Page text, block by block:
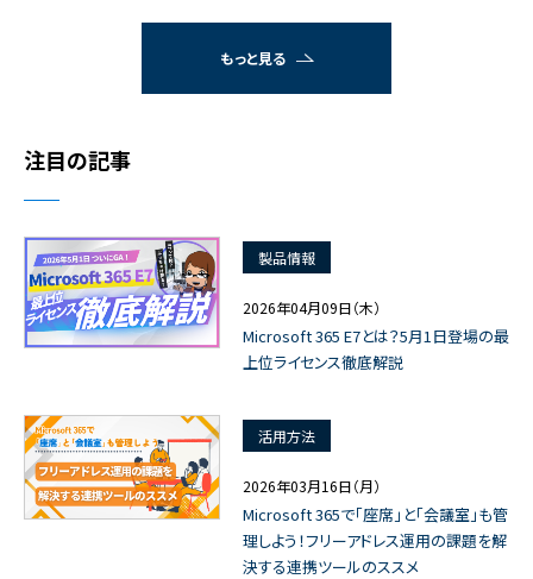
もっと見る
注目の記事
製品情報
2026年04月09日（木）
Microsoft 365 E7とは？5月1日登場の最
上位ライセンス徹底解説
活用方法
2026年03月16日（月）
Microsoft 365で「座席」と「会議室」も管
理しよう！フリーアドレス運用の課題を解
決する連携ツールのススメ